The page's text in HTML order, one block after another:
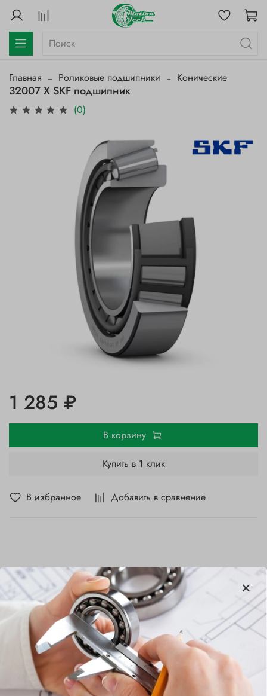
Главная Роликовые подшипники Конические
32007 X SKF подшипник
(0)
В избранное Добавить в сравнение
1 285 ₽
В корзину
Купить в 1 клик
Характеристики
Бренд
Внутренний диаметр d, мм